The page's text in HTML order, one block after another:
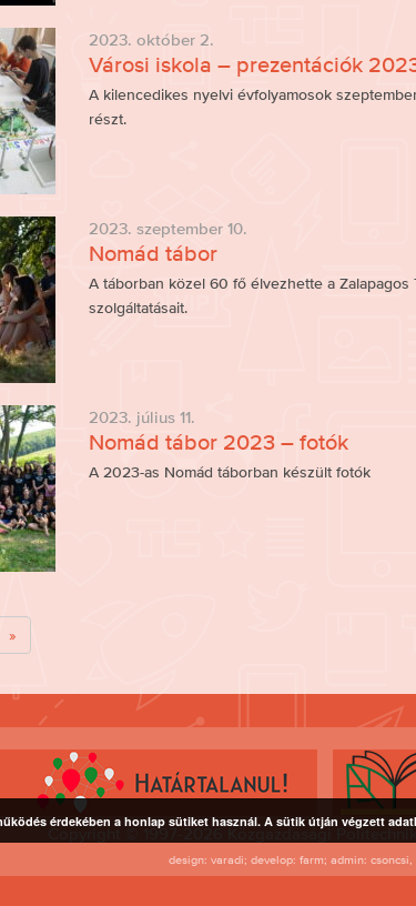
2023. október 2.
Városi iskola – prezentációk
A kilencedikes nyelvi évfolyamosok
részt.
2023. szeptember 10.
Nomád tábor
A táborban közel 60 fő élvezhette a
szolgáltatásait.
2023. július 11.
Nomád tábor 2023 – fotók
A 2023-as Nomád táborban készült fotók
»
Copyright © 1997-2026 Közgazdasági
design: varadi; develop: farm; admin: csoncsi,
érdekében a honlap sütiket használ. A sütik útján végzett